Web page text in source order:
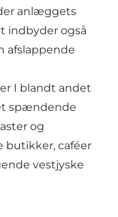
anlæggets
indbyder også
afslappende
I blandt andet
spændende
og
butikker, caféer
vestjyske